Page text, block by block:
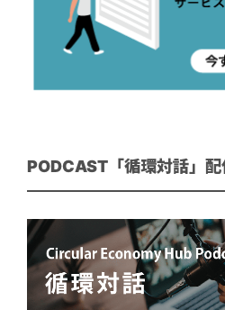
PODCAST「循環対話」配